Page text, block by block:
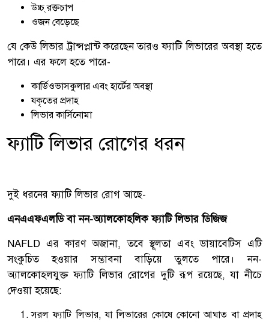
উচ্চ্ রক্তচাপ
ওজন বেড়েছে
যে কেউ লিভার ট্রান্সপ্লান্ট করেছেন তারও ফ্যাটি লিভারের অবস্থা হতে
পারে। এর ফলে হতে পারে-
কার্ডিওভাসকুলার এবং হার্টের অবস্থা
যকৃতের প্রদাহ
লিভার কার্সিনোমা
ফ্যাটি লিভার রোগের ধরন
দুই ধরনের ফ্যাটি লিভার রোগ আছে-
এনএএফএলডি বা নন-অ্যালকোহলিক ফ্যাটি লিভার ডিজিজ
NAFLD এর কারণ অজানা, তবে স্থূলতা এবং ডায়াবেটিস এটি
সংকুচিত হওয়ার সম্ভাবনা বাড়িয়ে তুলতে পারে। নন-
অ্যালকোহলযুক্ত ফ্যাটি লিভার রোগের দুটি রূপ রয়েছে, যা নীচে
দেওয়া হয়েছে:
সরল ফ্যাটি লিভার, যা লিভারের কোষে কোনো আঘাত বা প্রদাহ